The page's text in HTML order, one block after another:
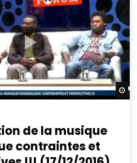
de la musique
contraintes et